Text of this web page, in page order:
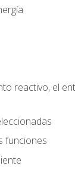
reactivo, el
funciones